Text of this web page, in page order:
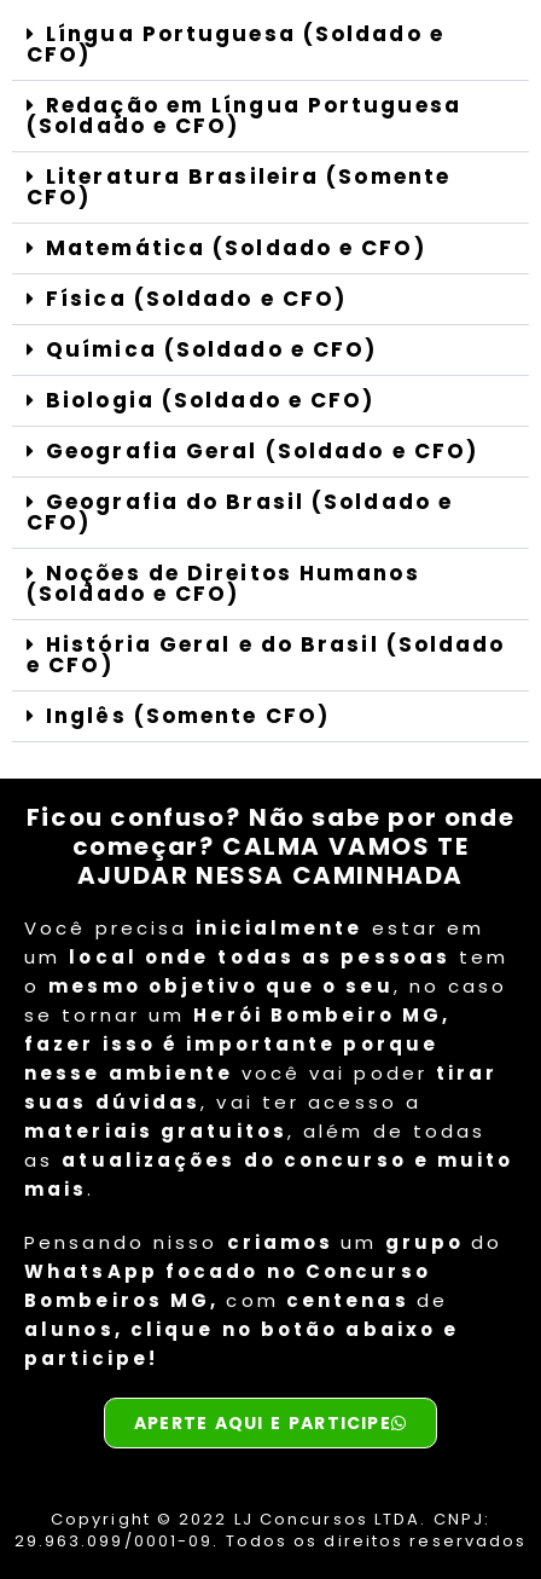
Língua Portuguesa (Soldado e
CFO)
Redação em Língua Portuguesa
(Soldado e CFO)
Literatura Brasileira (Somente
CFO)
Matemática (Soldado e CFO)
Física (Soldado e CFO)
Química (Soldado e CFO)
Biologia (Soldado e CFO)
Geografia Geral (Soldado e CFO)
Geografia do Brasil (Soldado e
CFO)
Noções de Direitos Humanos
(Soldado e CFO)
História Geral e do Brasil (Soldado
e CFO)
Inglês (Somente CFO)
Ficou confuso? Não sabe por onde
começar? CALMA VAMOS TE
AJUDAR NESSA CAMINHADA
Você precisa inicialmente estar em
um local onde todas as pessoas tem
o mesmo objetivo que o seu, no caso
se tornar um Herói Bombeiro MG,
fazer isso é importante porque
nesse ambiente você vai poder tirar
suas dúvidas, vai ter acesso a
materiais gratuitos, além de todas
as atualizações do concurso e muito
mais.
Pensando nisso criamosum grupodo
WhatsApp focado no Concurso
Bombeiros MG,com centenas de
alunos, clique no botão abaixo e
participe!
APERTE AQUI E PARTICIPE
Copyright © 2022 LJ Concursos LTDA. CNPJ:
29.963.099/0001-09. Todos os direitos reservados